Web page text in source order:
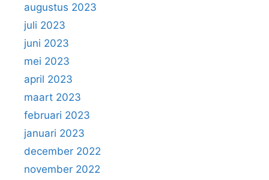
augustus 2023
juli 2023
juni 2023
mei 2023
april 2023
maart 2023
februari 2023
januari 2023
december 2022
november 2022